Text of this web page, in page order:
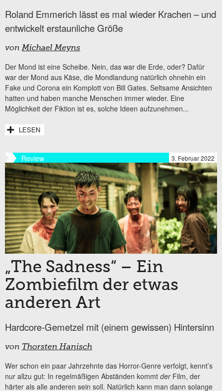
Roland Emmerich lässt es mal wieder Krachen – und
entwickelt erstaunliche Größe
vonMichael Meyns
Der Mond ist eine Scheibe. Nein, das war die Erde, oder? Dafür
war der Mond aus Käse, die Mondlandung natürlich ohnehin ein
Fake und Corona ein Komplott von Bill Gates. Seltsame Ansichten
hatten und haben manche Menschen immer wieder. Eine
Möglichkeit der Fiktion ist es, solche Ideen aufzunehmen...
LESEN
Review 3. Februar 2022
„The Sadness“ – Ein
Zombiefilm der etwas
anderen Art
Hardcore-Gemetzel mit (einem gewissen) Hintersinn
von Thorsten Hanisch
Wer schon ein paar Jahrzehnte das Horror-Genre verfolgt, kennt’s
nur allzu gut: In regelmäßigen Abständen kommt derFilm, der
härter als alle anderen sein soll. Natürlich kann man dann solange